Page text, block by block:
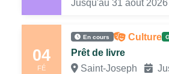
Jusqu'au 31 août 2026
04
FÉ
En cours Culture
Prêt de livre
Saint-Joseph